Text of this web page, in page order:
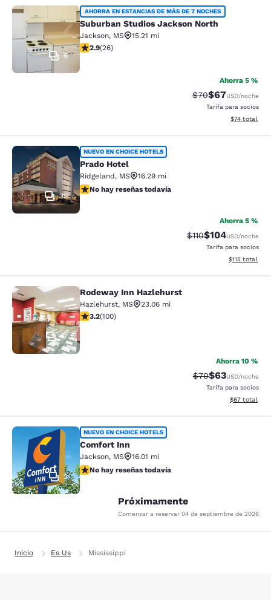
Suburban Studios Jackson North
6
AHORRA EN ESTANCIAS DE MÁS DE 7 NOCHES
Suburban Studios Jackson North
Jackson, MS
15.21 mi
calificación de 2.85 estrellas. Feria. 26 reseñas
2.9(26)
Ahorra 5 %
Precio tachado:
$70Precio con
$67USD/noche
Tarifa para socios
Ver detalles
$74 total
Prado Hotel
39
NUEVO EN CHOICE HOTELS
Prado Hotel
Ridgeland, MS
16.29 mi
No hay reseñas todavía
No hay reseñas todavía
Ahorra 5 %
Precio tachado:
$110Precio con
$104USD/noche
Tarifa para socios
Ver detalles
$115 total
Rodeway Inn Hazlehurst
17
Rodeway Inn Hazlehurst
Hazlehurst, MS
23.06 mi
calificación de 3.17 estrellas. Bueno. 100 reseñas
3.2(100)
Ahorra 10 %
Precio tachado:
$70Precio con
$63USD/noche
Tarifa para socios
Ver detalles
$67 total
Comfort Inn
2
NUEVO EN CHOICE HOTELS
Comfort Inn
Jackson, MS
16.01 mi
No hay reseñas todavía
No hay reseñas todavía
Próximamente
Comenzar a reservar 04 de septiembre de 2026
Inicio Es Us Mississippi